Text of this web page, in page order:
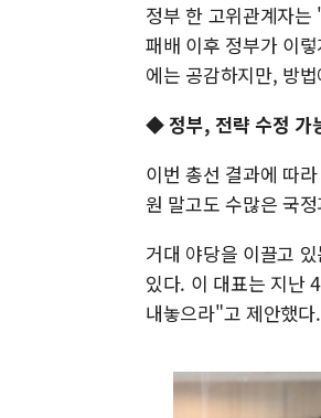
정부 한 고위관계자
패배 이후 정부가 이
에는 공감하지만, 방
◆ 정부, 전략 수정 가
이번 총선 결과에 따
원 말고도 수많은 국
거대 야당을 이끌고
있다. 이 대표는 지난
내놓으라"고 제안했다.